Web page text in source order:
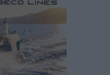
– Πάνω από
τον Πειραιά